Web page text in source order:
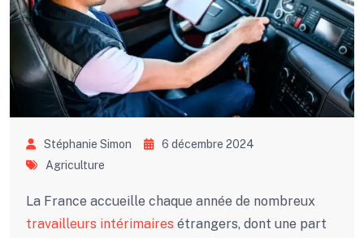
Stéphanie Simon
6 décembre 2024
Agriculture
La France accueille chaque année de nombreux
travailleurs intérimaires étrangers, dont une part